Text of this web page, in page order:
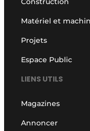
Matériel et
Projets
Espace Public
LIENS UTILS
Magazines
Annoncer